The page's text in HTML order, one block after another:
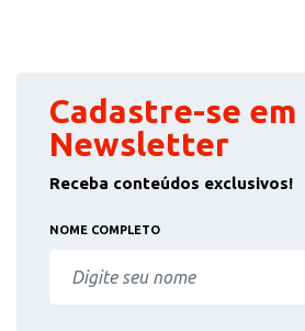
Cadastre-se em
Newsletter
Receba conteúdos exclusivos!
NOME COMPLETO